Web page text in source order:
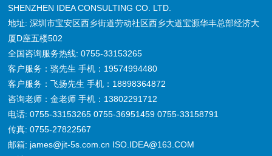
SHENZHEN IDEA CONSULTING CO. LTD.
地址: 深圳市宝安区西乡街道劳动社区西乡大道宝源华丰总部经济大
厦D座五楼502
全国咨询服务热线: 0755-33153265
客户服务：骆先生 手机：19574994480
客户服务：飞扬先生 手机：18898364872
咨询老师：金老师 手机：13802291712
电话: 0755-33153265 0755-36951459 0755-33158791
传真: 0755-27822567
邮箱: james@jit-5s.com.cn ISO.IDEA@163.COM